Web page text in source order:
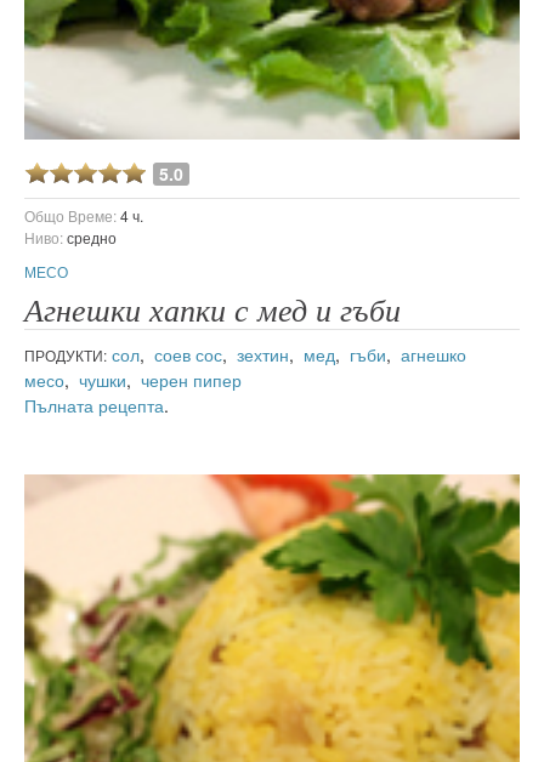
5.0
Общо Време:4 ч.
Ниво:средно
МЕСО
Агнешки хапки с мед и гъби
ПРОДУКТИ: сол, соев сос, зехтин, мед, гъби, агнешко
месо, чушки, черен пипер
Пълната рецепта.